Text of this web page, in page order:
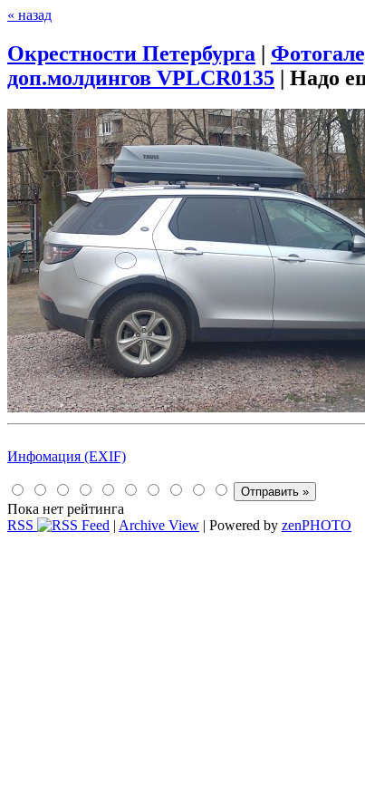
« назад
Окрестности Петербурга |
доп.молдингов VPLCR0135 | Надо
Инфомация (EXIF)
Пока нет рейтинга
RSS
| Archive View | Powered by zenPHOTO